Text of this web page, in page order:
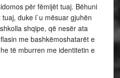
për fëmijët tuaj. Bëhuni
duke i`u mësuar gjuhën
shqipe, që nesër ata
me bashkëmoshatarët e
të mburren me identitetin e